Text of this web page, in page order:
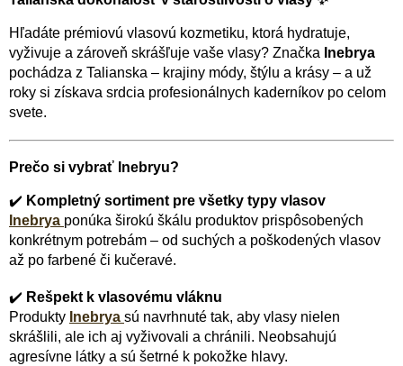
Hľadáte prémiovú vlasovú kozmetiku, ktorá hydratuje,
vyživuje a zároveň skrášľuje vaše vlasy? Značka Inebrya
pochádza z Talianska – krajiny módy, štýlu a krásy – a už
roky si získava srdcia profesionálnych kaderníkov po celom
svete.
Prečo si vybrať Inebryu?
✔️ Kompletný sortiment pre všetky typy vlasov
Inebrya ponúka širokú škálu produktov prispôsobených
konkrétnym potrebám – od suchých a poškodených vlasov
až po farbené či kučeravé.
✔️ Rešpekt k vlasovému vláknu
Produkty Inebrya sú navrhnuté tak, aby vlasy nielen
skrášlili, ale ich aj vyživovali a chránili. Neobsahujú
agresívne látky a sú šetrné k pokožke hlavy.